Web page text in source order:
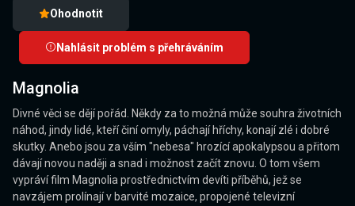
Ohodnotit
Nahlásit problém s přehráváním
Magnolia
Divné věci se dějí pořád. Někdy za to možná může souhra životních
náhod, jindy lidé, kteří činí omyly, páchají hříchy, konají zlé i dobré
skutky. Anebo jsou za vším "nebesa" hrozící apokalypsou a přitom
dávají novou naději a snad i možnost začít znovu. O tom všem
vypráví film Magnolia prostřednictvím devíti příběhů, jež se
navzájem prolínají v barvité mozaice, propojené televizní